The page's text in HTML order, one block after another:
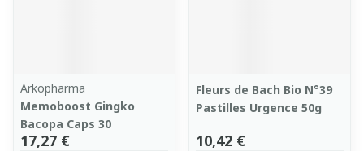
Arkopharma
Memoboost Gingko
Bacopa Caps 30
17,27 €
Fleurs de Bach Bio N°39
Pastilles Urgence 50g
10,42 €